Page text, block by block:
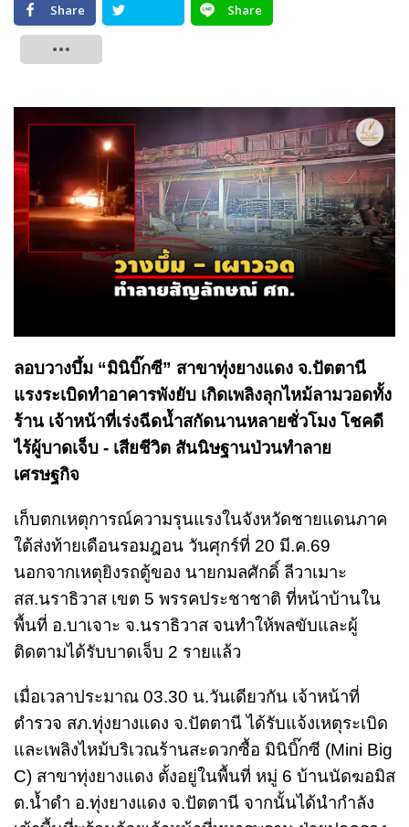
Share
Share
ลอบวางบึ้ม “มินิบิ๊กซี” สาขาทุ่งยางแดง จ.ปัตตานี
แรงระเบิดทำอาคารพังยับ เกิดเพลิงลุกไหม้ลามวอดทั้ง
ร้าน เจ้าหน้าที่เร่งฉีดน้ำสกัดนานหลายชั่วโมง โชคดี
ไร้ผู้บาดเจ็บ - เสียชีวิต สันนิษฐานป่วนทำลาย
เศรษฐกิจ
เก็บตกเหตุการณ์ความรุนแรงในจังหวัดชายแดนภาค
ใต้ส่งท้ายเดือนรอมฎอน วันศุกร์ที่ 20 มี.ค.69
นอกจากเหตุยิงรถตู้ของ นายกมลศักดิ์ ลีวาเมาะ
สส.นราธิวาส เขต 5 พรรคประชาชาติ ที่หน้าบ้านใน
พื้นที่ อ.บาเจาะ จ.นราธิวาส จนทำให้พลขับและผู้
ติดตามได้รับบาดเจ็บ 2 รายแล้ว
เมื่อเวลาประมาณ 03.30 น.วันเดียวกัน เจ้าหน้าที่
ตำรวจ สภ.ทุ่งยางแดง จ.ปัตตานี ได้รับแจ้งเหตุระเบิด
และเพลิงไหม้บริเวณร้านสะดวกซื้อ มินิบิ๊กซี (Mini Big
C) สาขาทุ่งยางแดง ตั้งอยู่ในพื้นที่ หมู่ 6 บ้านนัดฆอมิส
ต.น้ำดำ อ.ทุ่งยางแดง จ.ปัตตานี จากนั้นได้นำกำลัง